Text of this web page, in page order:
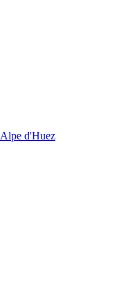
Alpe d'Huez